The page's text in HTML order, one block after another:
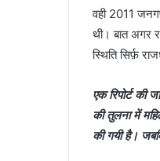
वही 2011
थी। बात अगर
स्थिति सिर्फ़
एक रिपोर्ट की
की तुलना में
की गयी है।